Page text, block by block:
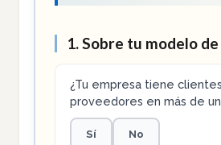
1. Sobre tu modelo
¿Tu empresa tiene
proveedores en más de un
Sí No